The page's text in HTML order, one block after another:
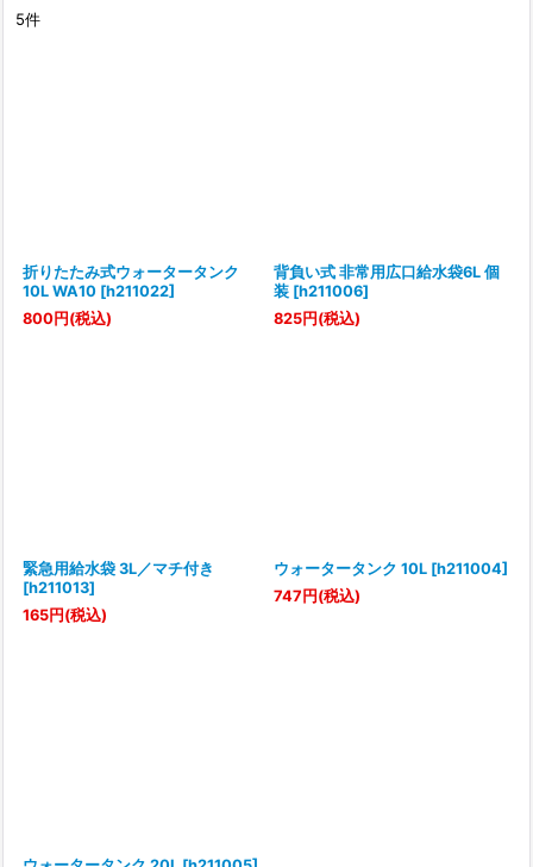
5件
折りたたみ式ウォータータンク
10L WA10 [h211022]
800円 (税込)
背負い式 非常用広口給水袋6L 個
装 [h211006]
825円 (税込)
緊急用給水袋 3L／マチ付き
[h211013]
165円 (税込)
ウォータータンク 10L [h211004]
747 円 (税込)